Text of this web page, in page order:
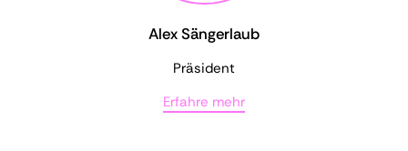
Alex Sängerlaub
Präsident
Erfahre mehr